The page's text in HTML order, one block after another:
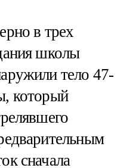
в трех
школы
тело 47-
который
сначала